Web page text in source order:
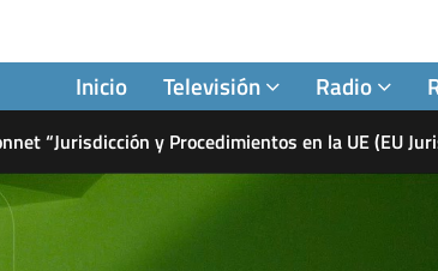
Inicio Televisión Radio
“Jurisdicción y Procedimientos en la UE (EU